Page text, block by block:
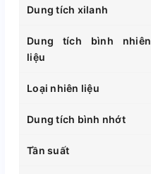
Dung tích xilanh
Dung tích bình nhiên
liệu
Loại nhiên liệu
Dung tích bình nhớt
Tần suất